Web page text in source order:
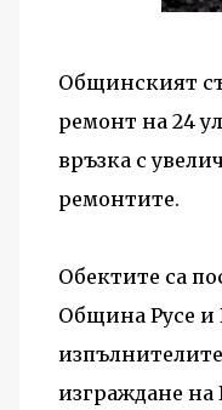
Общинският
ремонт на 24
връзка с
ремонтите.
Обектите са
Община Русе и
изграждане на